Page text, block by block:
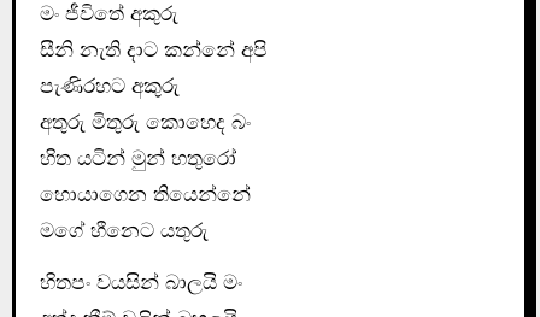
මං ජීවිතේ අකුරු
සීනි නැති දාට කන්නේ අපි
පැණිරහට අකුරු
අතුරු මිතුරු කොහෙද බං
හිත යටින් මුන් හතුරෝ
හොයාගෙන තියෙන්නේ
මගේ හීනෙට යතුරු
හිතපං වයසින් බාලයි මං